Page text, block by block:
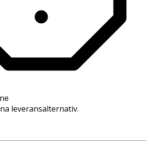
leveransalternativ.